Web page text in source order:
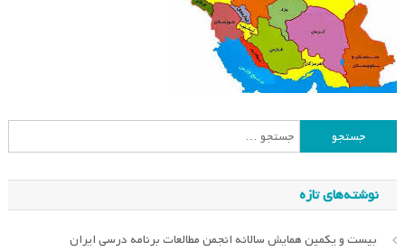
جستجو
برای:
نوشته‌های تازه
بیست و یکمین همایش سالانه انجمن مطالعات برنامه درسی ایران